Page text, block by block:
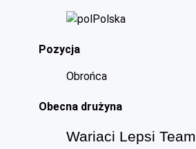
Polska
Pozycja
Obrońca
Obecna drużyna
Wariaci Lepsi Team